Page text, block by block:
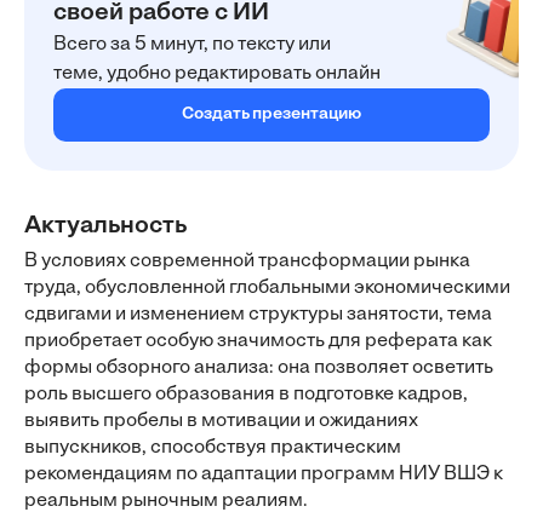
своей работе с ИИ
Всего за 5 минут, по тексту или
теме, удобно редактировать онлайн
Создать презентацию
Актуальность
В условиях современной трансформации рынка
труда, обусловленной глобальными экономическими
сдвигами и изменением структуры занятости, тема
приобретает особую значимость для реферата как
формы обзорного анализа: она позволяет осветить
роль высшего образования в подготовке кадров,
выявить пробелы в мотивации и ожиданиях
выпускников, способствуя практическим
рекомендациям по адаптации программ НИУ ВШЭ к
реальным рыночным реалиям.